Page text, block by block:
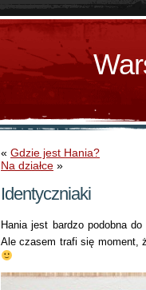
« Gdzie jest Hania?
Na działce »
Identyczniaki
Hania jest bardzo podobna
Ale czasem trafi się moment,